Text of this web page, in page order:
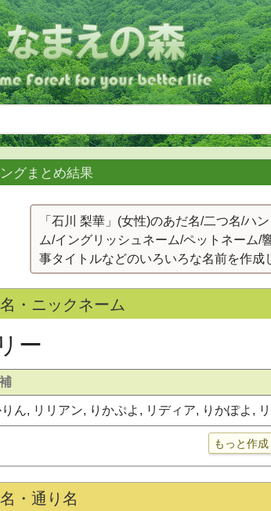
グまとめ結果
「石川 梨華」(女性)のあだ名/二つ名/ハ
ム/イングリッシュネーム/ペットネーム/
事タイトルなどのいろいろな名前を作成
・ニックネーム
ー
りん, リリアン, りかぷよ, リディア, りかぽよ,
もっと作成
・通り名